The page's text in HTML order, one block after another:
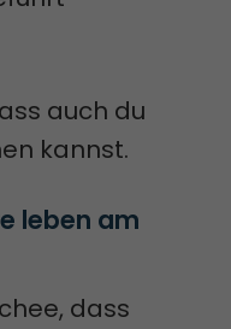
auch du
kannst.
leben am
dass